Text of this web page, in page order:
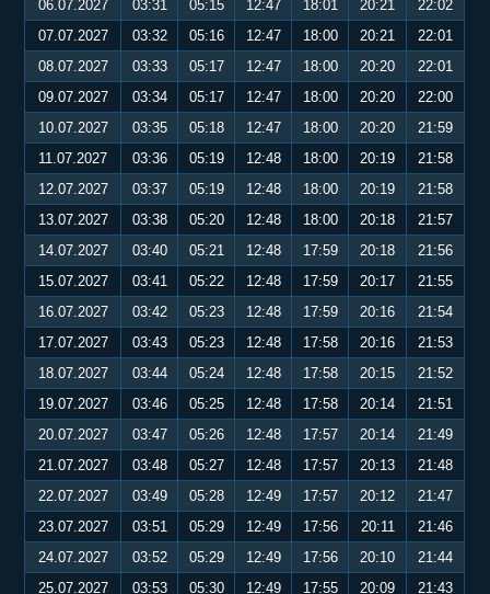
06.07.2027
03:31 05:15 12:47 18:01 20:21
22:02
07.07.2027
03:32 05:16 12:47 18:00 20:21
22:01
08.07.2027
03:33 05:17 12:47 18:00 20:20
22:01
09.07.2027
03:34 05:17 12:47 18:00 20:20
22:00
10.07.2027
03:35 05:18 12:47 18:00 20:20
21:59
11.07.2027
03:36 05:19 12:48 18:00 20:19
21:58
12.07.2027
03:37 05:19 12:48 18:00 20:19
21:58
13.07.2027
03:38 05:20 12:48 18:00 20:18
21:57
14.07.2027
03:40 05:21 12:48 17:59 20:18
21:56
15.07.2027
03:41 05:22 12:48 17:59 20:17
21:55
16.07.2027
03:42 05:23 12:48 17:59 20:16
21:54
17.07.2027
03:43 05:23 12:48 17:58 20:16
21:53
18.07.2027
03:44 05:24 12:48 17:58 20:15
21:52
19.07.2027
03:46 05:25 12:48 17:58 20:14
21:51
20.07.2027
03:47 05:26 12:48 17:57 20:14
21:49
21.07.2027
03:48 05:27 12:48 17:57 20:13
21:48
22.07.2027
03:49 05:28 12:49 17:57 20:12
21:47
23.07.2027
03:51 05:29 12:49 17:56 20:11
21:46
24.07.2027
03:52 05:29 12:49 17:56 20:10
21:44
25.07.2027
03:53 05:30 12:49 17:55 20:09
21:43